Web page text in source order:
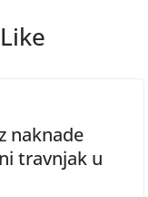
naknade
travnjak u